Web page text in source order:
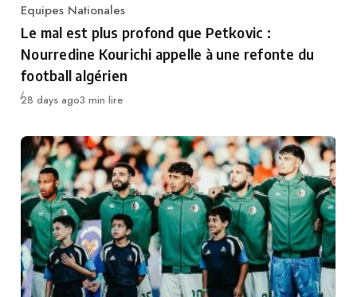
Category
Equipes Nationales
Le mal est plus profond que Petkovic :
Nourredine Kourichi appelle à une refonte du
football algérien
Publié
28 days ago3 min lire